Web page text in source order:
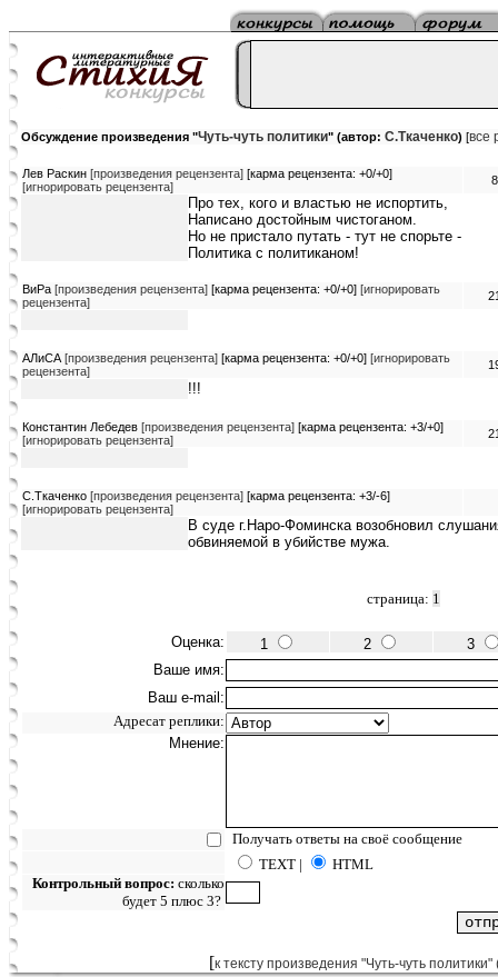
Обсуждение произведения "Чуть-чуть политики" (автор: C.Tкаченко) [все
Лев Раскин [произведения рецензента] [карма рецензента: +0/+0]
[игнорировать рецензента]
Про тех, кого и властью не испортить,
Написано достойным чистоганом.
Но не пристало путать - тут не спорьте -
Политика с политиканом!
ВиРа [произведения рецензента] [карма рецензента: +0/+0] [игнорировать
рецензента]
АЛиСА [произведения рецензента] [карма рецензента: +0/+0] [игнорировать
рецензента]
!!!
Константин Лебедев [произведения рецензента] [карма рецензента: +3/+0]
[игнорировать рецензента]
C.Tкаченко [произведения рецензента] [карма рецензента: +3/-6]
[игнорировать рецензента]
В суде г.Наро-Фоминска возобновил
обвиняемой в убийстве мужа.
страница: 1
Оценка: 1 2
3
Ваше имя:
Ваш e-mail:
Адресат реплики:
Мнение:
Получать ответы на своё сообщение
TEXT |
HTML
Контрольный вопрос: сколько
будет 5 плюс 3?
[к тексту произведения "Чуть-чуть политики"